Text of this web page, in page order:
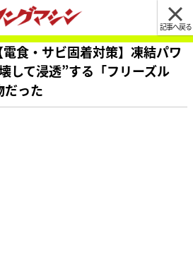
記事へ戻る
食・サビ固着対策】凍結パワ
して浸透”する「フリーズル
だった